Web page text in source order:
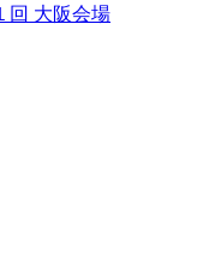
回 大阪会場